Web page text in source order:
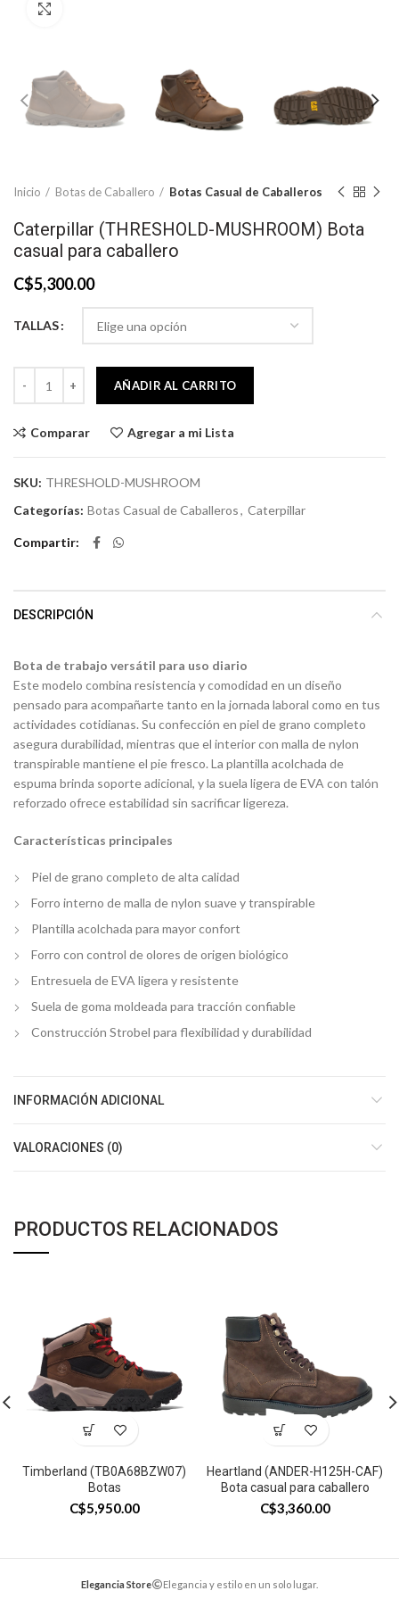
Inicio Botas de Caballero Botas Casual de Caballeros
Caterpillar (THRESHOLD-MUSHROOM) Bota
casual para caballero
C$5,300.00
TALLAS
AÑADIR AL CARRITO
Comparar Agregar a mi Lista
SKU: THRESHOLD-MUSHROOM
Categorías: Botas Casual de Caballeros, Caterpillar
Compartir
DESCRIPCIÓN
Bota de trabajo versátil para uso diario
Este modelo combina resistencia y comodidad en un diseño
pensado para acompañarte tanto en la jornada laboral como en tus
actividades cotidianas. Su confección en piel de grano completo
asegura durabilidad, mientras que el interior con malla de nylon
transpirable mantiene el pie fresco. La plantilla acolchada de
espuma brinda soporte adicional, y la suela ligera de EVA con talón
reforzado ofrece estabilidad sin sacrificar ligereza.
Características principales
Piel de grano completo de alta calidad
Forro interno de malla de nylon suave y transpirable
Plantilla acolchada para mayor confort
Forro con control de olores de origen biológico
Entresuela de EVA ligera y resistente
Suela de goma moldeada para tracción confiable
Construcción Strobel para flexibilidad y durabilidad
INFORMACIÓN ADICIONAL
VALORACIONES (0)
PRODUCTOS RELACIONADOS
Timberland (TB0A68BZW07)
Botas
C$5,950.00
Heartland (ANDER-H125H-CAF)
Bota casual para caballero
C$3,360.00
Elegancia Store Elegancia y estilo en un solo lugar.